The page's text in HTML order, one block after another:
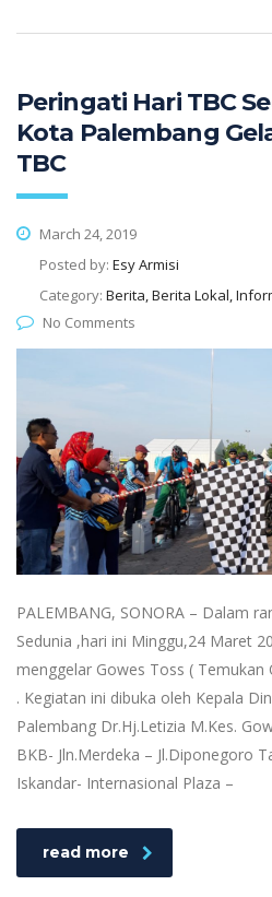
Peringati Hari TBC
Kota Palembang
TBC
March 24, 2019
Posted by: Esy Armisi
Category: Berita, Berita Lokal,
No Comments
PALEMBANG, SONORA – Dalam
Sedunia ,hari ini Minggu,24 Maret
menggelar Gowes Toss ( Temukan
. Kegiatan ini dibuka oleh Kepala
Palembang Dr.Hj.Letizia M.Kes.
BKB- Jln.Merdeka – Jl.Diponegoro
Iskandar- Internasional Plaza –
read more